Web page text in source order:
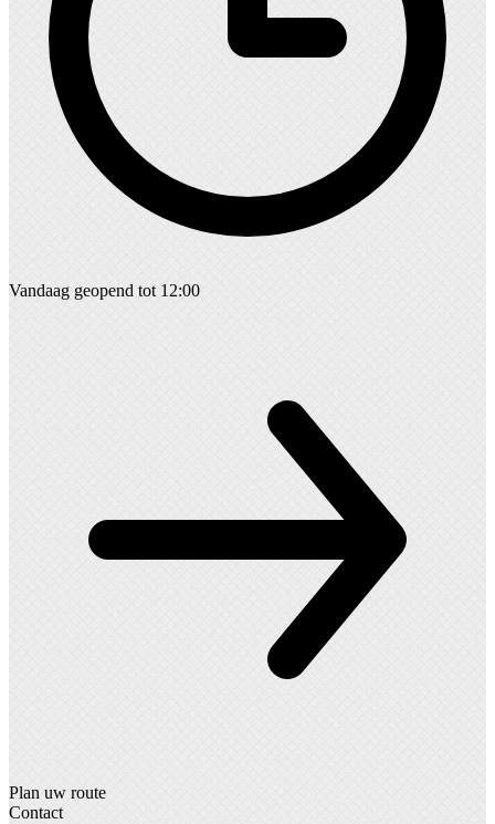
Vandaag geopend tot 12:00
Plan uw route
Contact